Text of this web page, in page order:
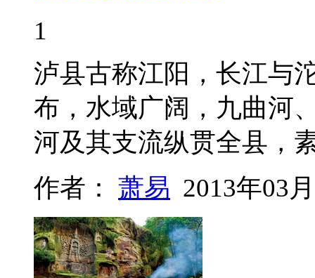
1
泸县古称江阳，长江与
布，水域广阔，九曲河
河及其支流纵贯全县
作者： 萧易 2013年03